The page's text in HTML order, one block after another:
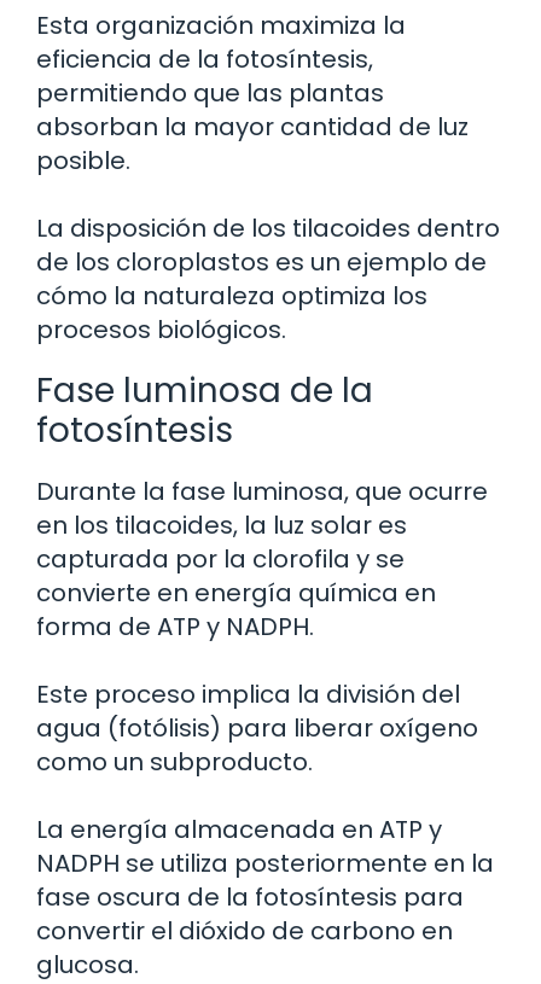
Esta organización maximiza la
eficiencia de la fotosíntesis,
permitiendo que las plantas
absorban la mayor cantidad de luz
posible.
La disposición de los tilacoides dentro
de los cloroplastos es un ejemplo de
cómo la naturaleza optimiza los
procesos biológicos.
Fase luminosa de la
fotosíntesis
Durante la fase luminosa, que ocurre
en los tilacoides, la luz solar es
capturada por la clorofila y se
convierte en energía química en
forma de ATP y NADPH.
Este proceso implica la división del
agua (fotólisis) para liberar oxígeno
como un subproducto.
La energía almacenada en ATP y
NADPH se utiliza posteriormente en la
fase oscura de la fotosíntesis para
convertir el dióxido de carbono en
glucosa.